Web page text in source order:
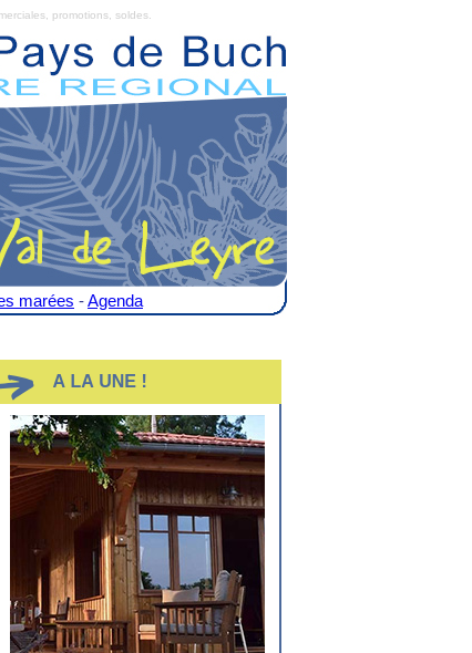
promotions, soldes.
marées -Agenda